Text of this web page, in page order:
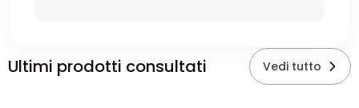
Ultimi prodotti consultati Vedi tutto